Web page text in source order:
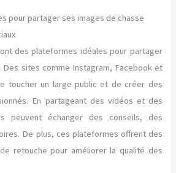
pour partager ses images de chasse
des plateformes idéales pour partager
Des sites comme Instagram, Facebook et
toucher un large public et de créer des
En partageant des vidéos et des
peuvent échanger des conseils, des
De plus, ces plateformes offrent des
retouche pour améliorer la qualité des